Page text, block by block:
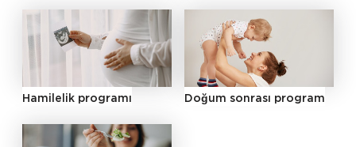
Hamilelik programı Doğum sonrası program